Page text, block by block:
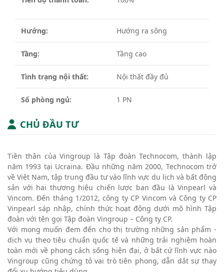
Hướng: Hướng ra sông
Tầng: Tầng cao
Tình trạng nội thất: Nội thất đầy đủ
Số phòng ngủ: 1 PN
CHỦ ĐẦU TƯ
Tiền thân của Vingroup là Tập đoàn Technocom, thành lập
năm 1993 tại Ucraina. Đầu những năm 2000, Technocom trở
về Việt Nam, tập trung đầu tư vào lĩnh vực du lịch và bất động
sản với hai thương hiệu chiến lược ban đầu là Vinpearl và
Vincom. Đến tháng 1/2012, công ty CP Vincom và Công ty CP
Vinpearl sáp nhập, chính thức hoạt động dưới mô hình Tập
đoàn với tên gọi Tập đoàn Vingroup – Công ty CP.
Với mong muốn đem đến cho thị trường những sản phẩm -
dịch vụ theo tiêu chuẩn quốc tế và những trải nghiệm hoàn
toàn mới về phong cách sống hiện đại, ở bất cứ lĩnh vực nào
Vingroup cũng chứng tỏ vai trò tiên phong, dẫn dắt sự thay